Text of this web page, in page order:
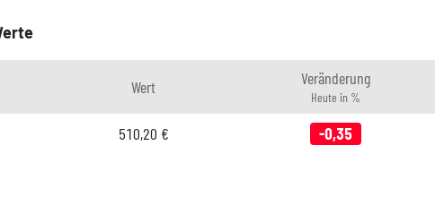
Wert Veränderung
Heute in %
510,20 € -0,35